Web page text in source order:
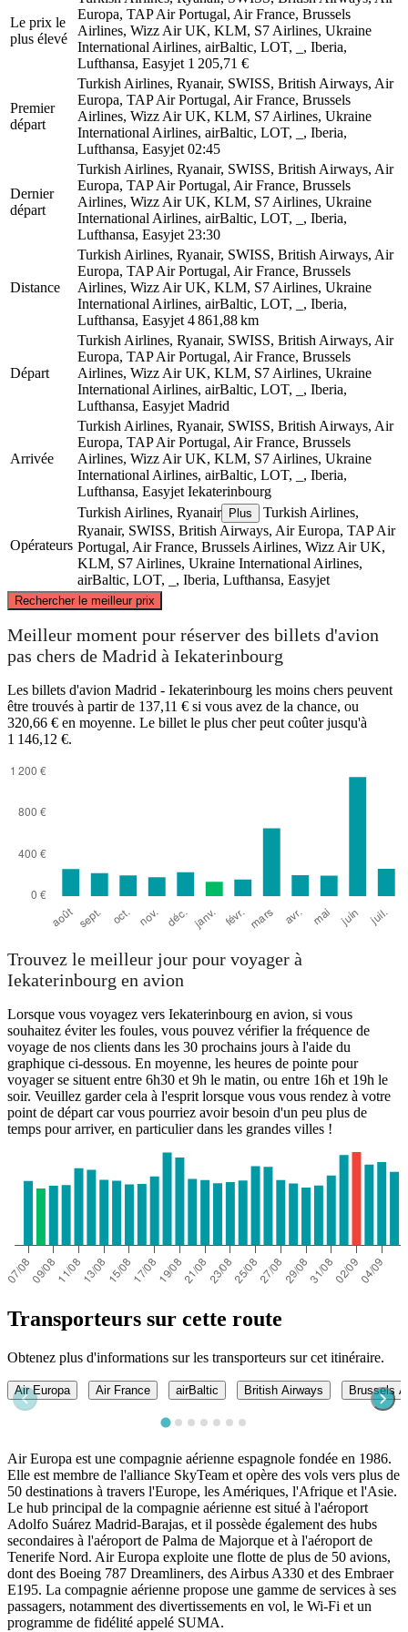
Le prix le
plus élevé
Europa, TAP Air Portugal, Air France, Brussels
Airlines, Wizz Air UK, KLM, S7 Airlines, Ukraine
International Airlines, airBaltic, LOT, _, Iberia,
Lufthansa, Easyjet 1 205,71 €
Premier
départ
Turkish Airlines, Ryanair, SWISS, British Airways, Air
Europa, TAP Air Portugal, Air France, Brussels
Airlines, Wizz Air UK, KLM, S7 Airlines, Ukraine
International Airlines, airBaltic, LOT, _, Iberia,
Lufthansa, Easyjet 02:45
Dernier
départ
Turkish Airlines, Ryanair, SWISS, British Airways, Air
Europa, TAP Air Portugal, Air France, Brussels
Airlines, Wizz Air UK, KLM, S7 Airlines, Ukraine
International Airlines, airBaltic, LOT, _, Iberia,
Lufthansa, Easyjet 23:30
Distance
Turkish Airlines, Ryanair, SWISS, British Airways, Air
Europa, TAP Air Portugal, Air France, Brussels
Airlines, Wizz Air UK, KLM, S7 Airlines, Ukraine
International Airlines, airBaltic, LOT, _, Iberia,
Lufthansa, Easyjet 4 861,88 km
Départ
Turkish Airlines, Ryanair, SWISS, British Airways, Air
Europa, TAP Air Portugal, Air France, Brussels
Airlines, Wizz Air UK, KLM, S7 Airlines, Ukraine
International Airlines, airBaltic, LOT, _, Iberia,
Lufthansa, Easyjet Madrid
Arrivée
Turkish Airlines, Ryanair, SWISS, British Airways, Air
Europa, TAP Air Portugal, Air France, Brussels
Airlines, Wizz Air UK, KLM, S7 Airlines, Ukraine
International Airlines, airBaltic, LOT, _, Iberia,
Lufthansa, Easyjet Iekaterinbourg
Opérateurs
Turkish Airlines, Ryanair Plus
Turkish Airlines,
Ryanair, SWISS, British Airways, Air Europa, TAP Air
Portugal, Air France, Brussels Airlines, Wizz Air UK,
KLM, S7 Airlines, Ukraine International Airlines,
airBaltic, LOT, _, Iberia, Lufthansa, Easyjet
Rechercher le meilleur prix
Madrid
©CARTO, ©OpenStreetMapcontributors
Meilleur moment pour réserver des billets d'avion
pas chers de Madrid à Iekaterinbourg
Les billets d'avion Madrid - Iekaterinbourg les moins chers peuvent
être trouvés à partir de 137,11 € si vous avez de la chance, ou
320,66 € en moyenne. Le billet le plus cher peut coûter jusqu'à
1 146,12 €.
Trouvez le meilleur jour pour voyager à
Iekaterinbourg en avion
Lorsque vous voyagez vers Iekaterinbourg en avion, si vous
souhaitez éviter les foules, vous pouvez vérifier la fréquence de
voyage de nos clients dans les 30 prochains jours à l'aide du
graphique ci-dessous. En moyenne, les heures de pointe pour
voyager se situent entre 6h30 et 9h le matin, ou entre 16h et 19h le
soir. Veuillez garder cela à l'esprit lorsque vous vous rendez à votre
point de départ car vous pourriez avoir besoin d'un peu plus de
temps pour arriver, en particulier dans les grandes villes !
Transporteurs sur cette route
Obtenez plus d'informations sur les transporteurs sur cet itinéraire.
Air Europa Air France airBaltic British Airways Brussels
Air Europa est une compagnie aérienne espagnole fondée en 1986.
Elle est membre de l'alliance SkyTeam et opère des vols vers plus de
50 destinations à travers l'Europe, les Amériques, l'Afrique et l'Asie.
Le hub principal de la compagnie aérienne est situé à l'aéroport
Adolfo Suárez Madrid-Barajas, et il possède également des hubs
secondaires à l'aéroport de Palma de Majorque et à l'aéroport de
Tenerife Nord. Air Europa exploite une flotte de plus de 50 avions,
dont des Boeing 787 Dreamliners, des Airbus A330 et des Embraer
E195. La compagnie aérienne propose une gamme de services à ses
passagers, notamment des divertissements en vol, le Wi-Fi et un
programme de fidélité appelé SUMA.